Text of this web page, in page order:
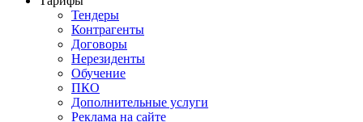
Тендеры
Контрагенты
Договоры
Нерезиденты
Обучение
ПКО
Дополнительные услуги
Реклама на сайте